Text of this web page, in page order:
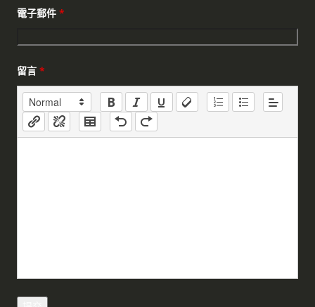
電子郵件 *
留言 *